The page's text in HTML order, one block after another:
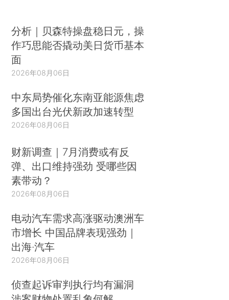
分析｜贝森特操盘稳日元，操
作巧思能否撬动美日货币基本
面
2026年08月06日
中东局势催化东南亚能源焦虑
多国出台光伏新政加速转型
2026年08月06日
财新调查｜7月消费或有反
弹、出口维持强劲 受哪些因
素带动？
2026年08月06日
电动汽车需求高涨驱动澳洲车
市增长 中国品牌表现强劲｜
出海·汽车
2026年08月06日
侦查起诉审判执行均有漏洞